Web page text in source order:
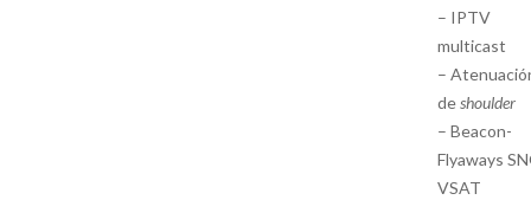
– IPTV
multicast
–
deshoulder
– Beacon-
Flyaways
VSAT